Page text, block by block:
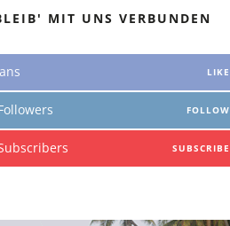
MIT UNS VERBUNDEN
LIKE
FOLLOW
SUBSCRIBE